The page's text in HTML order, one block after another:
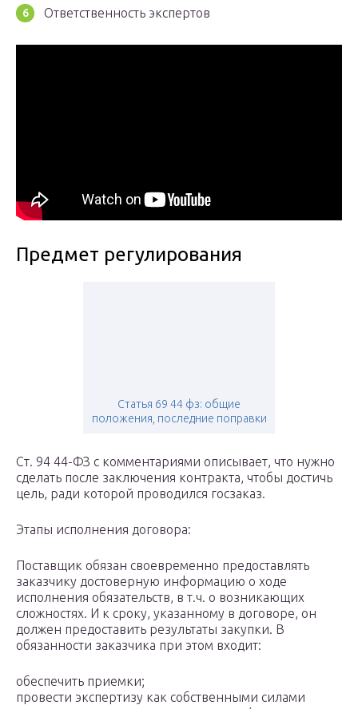
Ответственность экспертов
Предмет регулирования
Статья 69 44 фз: общие
положения, последние поправки
Ст. 94 44-ФЗ с комментариями описывает, что нужно
сделать после заключения контракта, чтобы достичь
цель, ради которой проводился госзаказ.
Этапы исполнения договора:
Поставщик обязан своевременно предоставлять
заказчику достоверную информацию о ходе
исполнения обязательств, в т.ч. о возникающих
сложностях. И к сроку, указанному в договоре, он
должен предоставить результаты закупки. В
обязанности заказчика при этом входит:
обеспечить приемки;
провести экспертизу как собственными силами